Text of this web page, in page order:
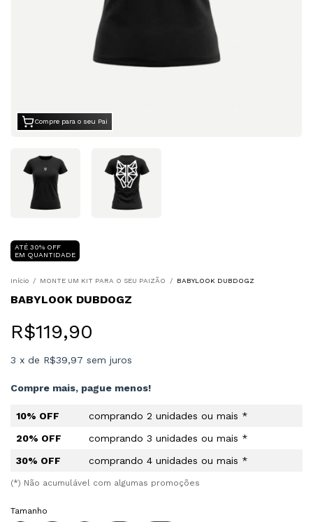
Compre para o seu Pai
ATÉ 30% OFF
EM QUANTIDADE
Início / MONTE UM KIT PARA O SEU PAIZÃO / BABYLOOK DUBDOGZ
BABYLOOK DUBDOGZ
R$119,90
3 x de R$39,97 sem juros
Compre mais, pague menos!
10% OFF
comprando 2 unidades ou mais *
20% OFF
comprando 3 unidades ou mais *
30% OFF
comprando 4 unidades ou mais *
(*) Não acumulável com algumas promoções
Tamanho